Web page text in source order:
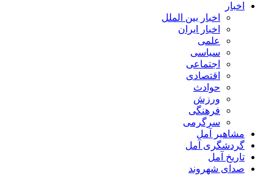
اخبار
اخبار بین الملل
اخبار ایران
علمی
سیاسی
اجتماعی
اقتصادی
حوادث
ورزش
فرهنگی
سرگرمی
مشاهیر آمل
گردشگری آمل
تاریخ آمل
صدای شهروند